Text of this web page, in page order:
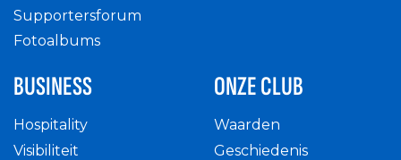
Supportersforum
Fotoalbums
BUSINESS
Hospitality
Visibiliteit
ONZE CLUB
Waarden
Geschiedenis